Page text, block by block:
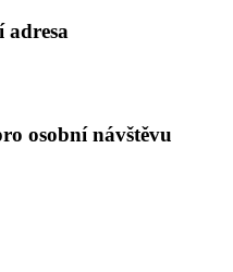
osobní návštěvu